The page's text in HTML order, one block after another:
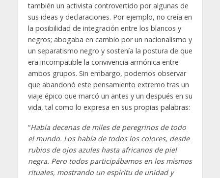
también un activista controvertido por algunas de
sus ideas y declaraciones. Por ejemplo, no creía en
la posibilidad de integración entre los blancos y
negros; abogaba en cambio por un nacionalismo y
un separatismo negro y sostenía la postura de que
era incompatible la convivencia armónica entre
ambos grupos. Sin embargo, podemos observar
que abandonó este pensamiento extremo tras un
viaje épico que marcó un antes y un después en su
vida, tal como lo expresa en sus propias palabras:
“Había decenas de miles de peregrinos de todo
el mundo. Los había de todos los colores, desde
rubios de ojos azules hasta africanos de piel
negra. Pero todos participábamos en los mismos
rituales, mostrando un espíritu de unidad y